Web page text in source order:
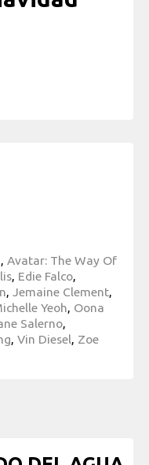
, Avatar: The Way Of
, Edie Falco,
, Jemaine Clement,
Yeoh, Oona
Salerno,
, Vin Diesel, Zoe